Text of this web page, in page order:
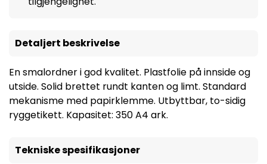
Detaljert beskrivelse
En smalordner i god kvalitet. Plastfolie på innside og
utside. Solid brettet rundt kanten og limt. Standard
mekanisme med papirklemme. Utbyttbar, to-sidig
ryggetikett. Kapasitet: 350 A4 ark.
Tekniske spesifikasjoner